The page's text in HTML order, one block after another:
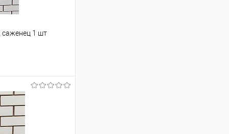
саженец 1 шт
Сравнение